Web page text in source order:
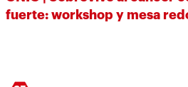
fuerte: workshop y mesa